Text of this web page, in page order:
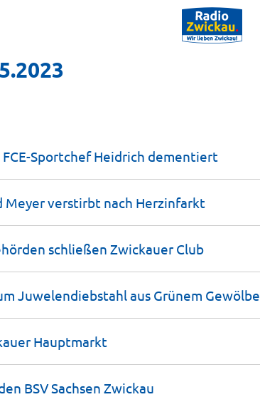
Sportchef Heidrich dementiert
Meyer verstirbt nach Herzinfarkt
schließen Zwickauer Club
Juwelendiebstahl aus Grünem Gewölbe
Hauptmarkt
BSV Sachsen Zwickau